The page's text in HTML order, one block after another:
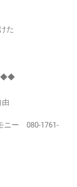
◆◆
ニー 080-1761-